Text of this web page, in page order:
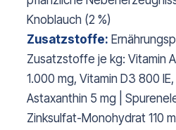
Knoblauch (2 %)
Zusatzstoffe:
Zusatzstoffe je kg: Vitamin
1.000 mg, Vitamin D3 800
Astaxanthin 5 mg |
Zinksulfat-Monohydrat 110